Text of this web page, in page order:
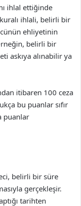
ihlal ettiğinde
ihlali, belirli bir
ehliyetinin
belirli bir
askıya alınabilir ya
itibaren 100 ceza
bu puanlar sıfır
puanlar
belirli bir süre
gerçekleşir.
tarihten